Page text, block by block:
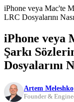
iPhone veya Mac'te
LRC Dosyalarını
iPhone veya
Şarkı
Dosyalarını
Artem Meleshko
Founder &